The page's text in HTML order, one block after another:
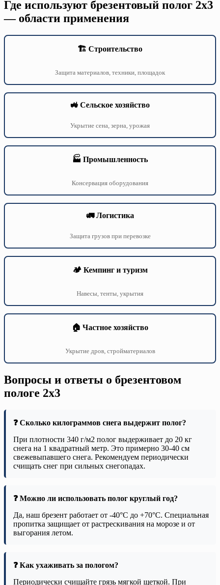
Где используют брезентовый полог 2х3
— области применения
🏗️ Строительство
Защита материалов, техники, площадок
🚜 Сельское хозяйство
Укрытие сена, зерна, урожая
🏭 Промышленность
Консервация оборудования
🚛 Логистика
Защита грузов при перевозке
🏕️ Кемпинг и туризм
Навесы, тенты, укрытия
🏠 Частное хозяйство
Укрытие дров, стройматериалов
Вопросы и ответы о брезентовом
пологе 2х3
❓ Сколько килограммов снега выдержит полог?
При плотности 340 г/м2 полог выдерживает до 20 кг
снега на 1 квадратный метр. Это примерно 30-40 см
свежевыпавшего снега. Рекомендуем периодически
счищать снег при сильных снегопадах.
❓ Можно ли использовать полог круглый год?
Да, наш брезент работает от -40°C до +70°C. Специальная
пропитка защищает от растрескивания на морозе и от
выгорания летом.
❓ Как ухаживать за пологом?
Периодически счищайте грязь мягкой щеткой. При